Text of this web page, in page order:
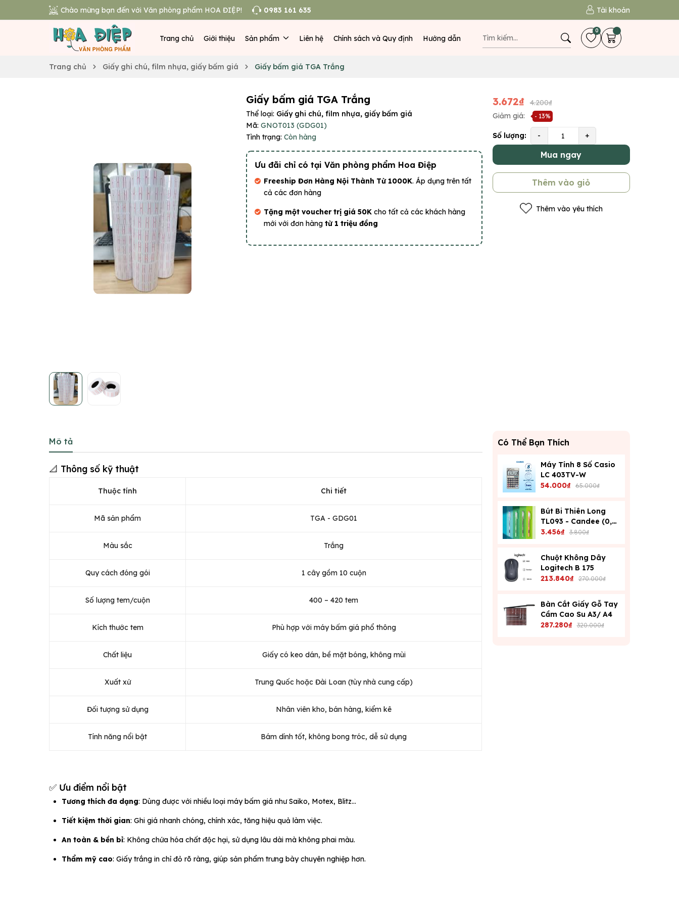
Chào mừng bạn đến với Văn phòng phẩm HOA ĐIỆP! 0983 161 635 Tài khoản
Trang chủ Giới thiệu Sản phẩm Liên hệ Chính sách và Quy định Hướng dẫn
0
Trang chủ Giấy ghi chú, film nhựa, giấy bấm giá Giấy bấm giá TGA Trắng
Giấy bấm giá TGA Trắng
Thể loại: Giấy ghi chú, film nhựa, giấy bấm giá
Mã: GNOT013 (GDG01)
Tình trạng: Còn hàng
Ưu đãi chỉ có tại Văn phòng phẩm Hoa Điệp
Freeship Đơn Hàng Nội Thành Từ 1000K. Áp dụng trên tất
cả các đơn hàng
Tặng một voucher trị giá 50K cho tất cả các khách hàng
mới với đơn hàng từ 1 triệu đồng
3.672₫
4.200₫
Giảm giá:
- 13%
Số lượng: - +
Mua ngay
Thêm vào giỏ
Thêm vào yêu thích
Có Thể Bạn Thích
Máy Tính 8 Số Casio
LC 403TV-W
54.000₫ 65.000₫
Bút Bi Thiên Long
TL093 - Candee (0,6
Mm) - Xanh
3.456₫ 3.800₫
Chuột Không Dây
Logitech B 175
213.840₫ 270.000₫
Bàn Cắt Giấy Gỗ Tay
Cầm Cao Su A3/ A4
287.280₫ 320.000₫
Mô tả
📐 Thông số kỹ thuật
Thuộc tính Chi tiết
Mã sản phẩm TGA - GDG01
Màu sắc Trắng
Quy cách đóng gói 1 cây gồm 10 cuộn
Số lượng tem/cuộn 400 – 420 tem
Kích thước tem Phù hợp với máy bấm giá phổ thông
Chất liệu Giấy có keo dán, bề mặt bóng, không mùi
Xuất xứ Trung Quốc hoặc Đài Loan (tùy nhà cung cấp)
Đối tượng sử dụng Nhân viên kho, bán hàng, kiểm kê
Tính năng nổi bật Bám dính tốt, không bong tróc, dễ sử dụng
✅ Ưu điểm nổi bật
Tương thích đa dạng: Dùng được với nhiều loại máy bấm giá như Saiko, Motex, Blitz...
Tiết kiệm thời gian: Ghi giá nhanh chóng, chính xác, tăng hiệu quả làm việc.
An toàn & bền bỉ: Không chứa hóa chất độc hại, sử dụng lâu dài mà không phai màu.
Thẩm mỹ cao: Giấy trắng in chỉ đỏ rõ ràng, giúp sản phẩm trưng bày chuyên nghiệp hơn.